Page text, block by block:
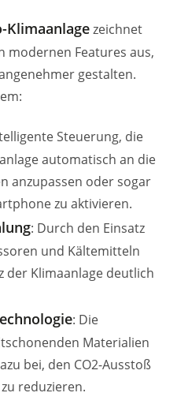
zeichnet
modernen Features aus,
gestalten.
Steuerung, die
automatisch an die
anzupassen oder sogar
zu aktivieren.
: Durch den Einsatz
und Kältemitteln
der Klimaanlage deutlich
: Die
Materialien
bei, den CO2-Ausstoß
reduzieren.